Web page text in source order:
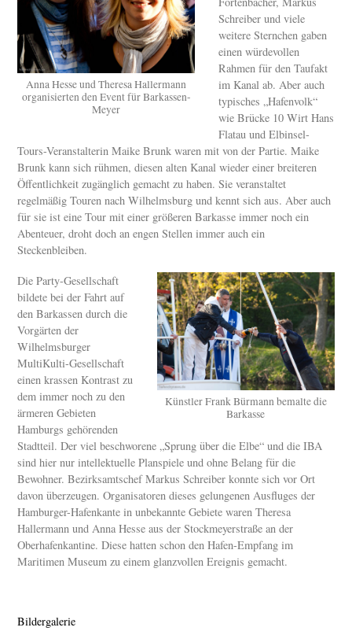
Anna Hesse und Theresa Hallermann
organisierten den Event für Barkassen-
Meyer
Schreiber und viele
weitere Sternchen gaben
einen würdevollen
Rahmen für den Taufakt
im Kanal ab. Aber auch
typisches „Hafenvolk“
wie Brücke 10 Wirt Hans
Flatau und Elbinsel-
Tours-Veranstalterin Maike Brunk waren mit von der Partie. Maike
Brunk kann sich rühmen, diesen alten Kanal wieder einer breiteren
Öffentlichkeit zugänglich gemacht zu haben. Sie veranstaltet
regelmäßig Touren nach Wilhelmsburg und kennt sich aus. Aber auch
für sie ist eine Tour mit einer größeren Barkasse immer noch ein
Abenteuer, droht doch an engen Stellen immer auch ein
Steckenbleiben.
Künstler Frank Bürmann bemalte die
Barkasse
Die Party-Gesellschaft
bildete bei der Fahrt auf
den Barkassen durch die
Vorgärten der
Wilhelmsburger
MultiKulti-Gesellschaft
einen krassen Kontrast zu
dem immer noch zu den
ärmeren Gebieten
Hamburgs gehörenden
Stadtteil. Der viel beschworene „Sprung über die Elbe“ und die IBA
sind hier nur intellektuelle Planspiele und ohne Belang für die
Bewohner. Bezirksamtschef Markus Schreiber konnte sich vor Ort
davon überzeugen. Organisatoren dieses gelungenen Ausfluges der
Hamburger-Hafenkante in unbekannte Gebiete waren Theresa
Hallermann und Anna Hesse aus der Stockmeyerstraße an der
Oberhafenkantine. Diese hatten schon den Hafen-Empfang im
Maritimen Museum zu einem glanzvollen Ereignis gemacht.
Bildergalerie